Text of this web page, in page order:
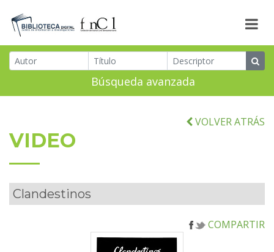
Búsqueda avanzada
VOLVER ATRÁS
VIDEO
Clandestinos
COMPARTIR